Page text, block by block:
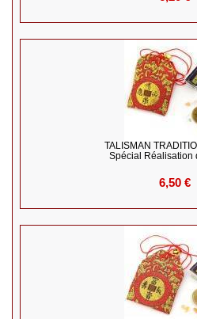
TALISMAN
Spécial Réalisation
6,50 €